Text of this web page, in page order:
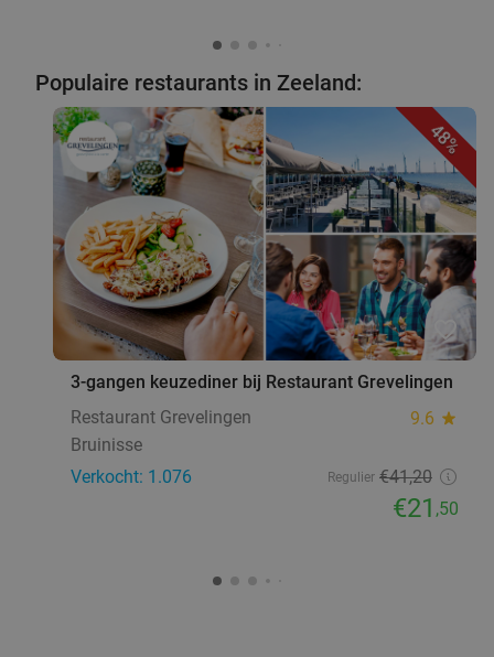
Populaire restaurants in Zeeland:
48%
favorite_border
3-gangen keuzediner bij Restaurant Grevelingen
Restaurant Grevelingen
9.6 star
Bruinisse
Verkocht: 1.076
Regulier €41,20
€21 ,50